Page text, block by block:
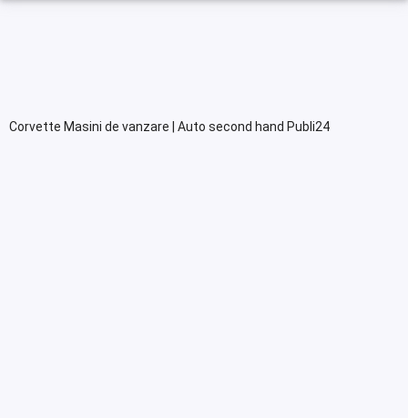
Corvette Masini de vanzare | Auto second hand Publi24